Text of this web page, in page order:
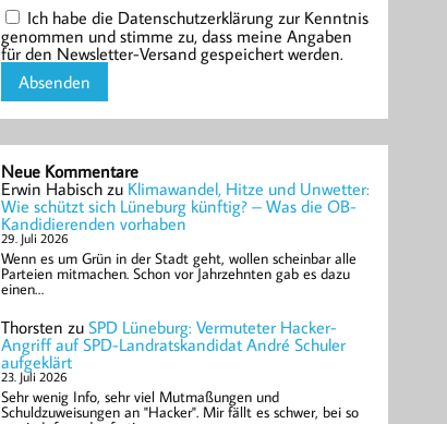
Ich habe die Datenschutzerklärung zur Kenntnis
genommen und stimme zu, dass meine Angaben
für den Newsletter-Versand gespeichert werden.
Neue Kommentare
Erwin Habisch zu Klimawandel, Hitze und Unwetter:
Wie schützt sich Lüneburg künftig? – Was die OB-
Kandidierenden vorhaben
29. Juli 2026
Wenn es um Grün in der Stadt geht, wollen scheinbar alle
Parteien mitmachen. Schon vor Jahrzehnten gab es dazu
einen…
Thorsten zuSPD Lüneburg: Vermuteter Hacker-
Angriff auf SPD-Landratskandidat André Schuler
aufgeklärt
23. Juli 2026
Sehr wenig Info, sehr viel Mutmaßungen und
Schuldzuweisungen an "Hacker". Mir fällt es schwer, bei so